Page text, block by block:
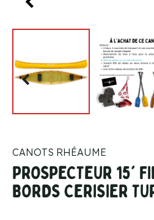
CANOTS RHÉAUME
PROSPECTEUR 15'
BORDS CERISIER